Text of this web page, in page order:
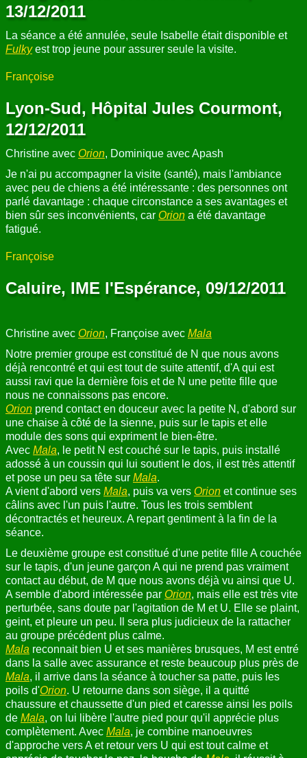
13/12/2011
La séance a été annulée, seule Isabelle était disponible et
Fulkyest trop jeune pour assurer seule la visite.
Françoise
Lyon-Sud, Hôpital Jules Courmont,
12/12/2011
Christine avec Orion, Dominique avec Apash
Je n'ai pu accompagner la visite (santé), mais l'ambiance
avec peu de chiens a été intéressante : des personnes ont
parlé davantage : chaque circonstance a ses avantages et
bien sûr ses inconvénients, car Orion a été davantage
fatigué.
Françoise
Caluire, IME l'Espérance, 09/12/2011
Christine avec Orion, Françoise avec Mala
Notre premier groupe est constitué de N que nous avons
déjà rencontré et qui est tout de suite attentif, d'A qui est
aussi ravi que la dernière fois et de N une petite fille que
nous ne connaissons pas encore.
Orion prend contact en douceur avec la petite N, d'abord sur
une chaise à côté de la sienne, puis sur le tapis et elle
module des sons qui expriment le bien-être.
Avec Mala, le petit N est couché sur le tapis, puis installé
adossé à un coussin qui lui soutient le dos, il est très attentif
et pose un peu sa tête sur Mala.
A vient d'abord vers Mala, puis va vers Orion et continue ses
câlins avec l'un puis l'autre. Tous les trois semblent
décontractés et heureux. A repart gentiment à la fin de la
séance.
Le deuxième groupe est constitué d'une petite fille A couchée
sur le tapis, d'un jeune garçon A qui ne prend pas vraiment
contact au début, de M que nous avons déjà vu ainsi que U.
A semble d'abord intéressée par Orion, mais elle est très vite
perturbée, sans doute par l'agitation de M et U. Elle se plaint,
geint, et pleure un peu. Il sera plus judicieux de la rattacher
au groupe précédent plus calme.
Mala reconnait bien U et ses manières brusques, M est entré
dans la salle avec assurance et reste beaucoup plus près de
Mala, il arrive dans la séance à toucher sa patte, puis les
poils d'Orion. U retourne dans son siège, il a quitté
chaussure et chaussette d'un pied et caresse ainsi les poils
de Mala, on lui libère l'autre pied pour qu'il apprécie plus
complètement. Avec Mala, je combine manoeuvres
d'approche vers A et retour vers U qui est tout calme et